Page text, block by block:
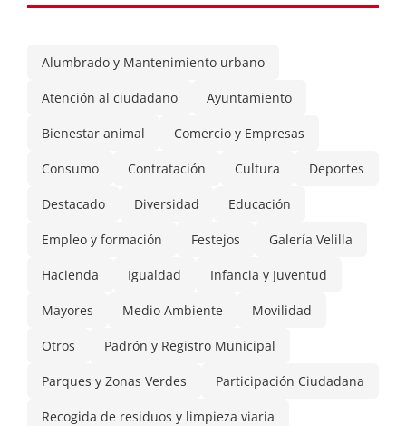
Alumbrado y Mantenimiento urbano
Atención al ciudadano Ayuntamiento
Bienestar animal Comercio y Empresas
Consumo Contratación Cultura Deportes
Destacado Diversidad Educación
Empleo y formación Festejos Galería Velilla
Hacienda Igualdad Infancia y Juventud
Mayores Medio Ambiente Movilidad
Otros Padrón y Registro Municipal
Parques y Zonas Verdes Participación Ciudadana
Recogida de residuos y limpieza viaria